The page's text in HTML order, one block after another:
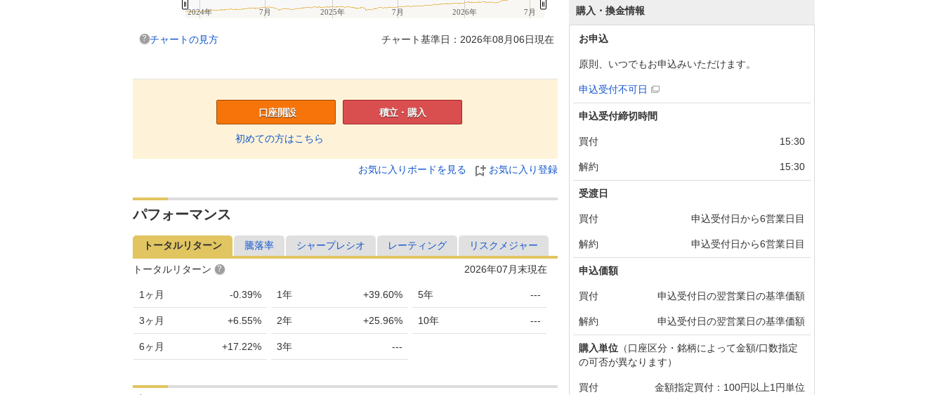
2024年 7月 2025年 7月 2026年 7月
チャートの見方 チャート基準日：2026年08月06日現在
口座開設
初めての方はこちら
積立・購入
お気に入りボードを見る お気に入り登録
パフォーマンス
トータルリターン 騰落率 シャープレシオ レーティング リスクメジャー
2026年07月末現在
トータルリターン
1ヶ月 -0.39%
3ヶ月 +6.55%
6ヶ月 +17.22%
1年 +39.60%
2年 +25.96%
3年 ---
5年 ---
10年 ---
購入・換金情報
お申込
原則、いつでもお申込みいただけます。
申込受付不可日
申込受付締切時間
買付 15:30
解約 15:30
受渡日
買付 申込受付日から6営業日目
解約 申込受付日から6営業日目
申込価額
買付 申込受付日の翌営業日の基準価額
解約 申込受付日の翌営業日の基準価額
購入単位 （口座区分・銘柄によって金額/口数指定
の可否が異なります）
買付
金額指定買付：100円以上1円単位